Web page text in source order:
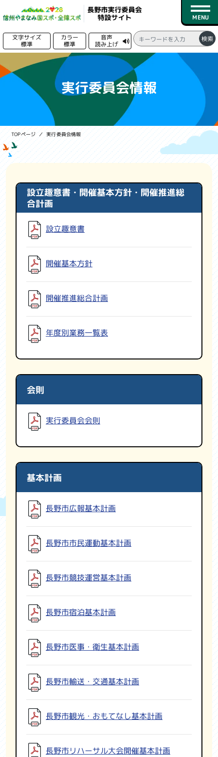
文字サイズ
標準
カラー
標準
音声
読み上げ
検索
トップページ
新着情報
競技一覧
会場一覧
募集情報
実行委員会情報
観光情報
よくある質問
お問い合わせ
関係機関リンク集
利用規約
実行委員会情報
TOPページ 実行委員会情報
設立趣意書・開催基本方針・開催推進総
合計画
設立趣意書
開催基本方針
開催推進総合計画
年度別業務一覧表
会則
実行委員会会則
基本計画
長野市広報基本計画
長野市市民運動基本計画
長野市競技運営基本計画
長野市宿泊基本計画
長野市医事・衛生基本計画
長野市輸送・交通基本計画
長野市観光・おもてなし基本計画
長野市リハーサル大会開催基本計画